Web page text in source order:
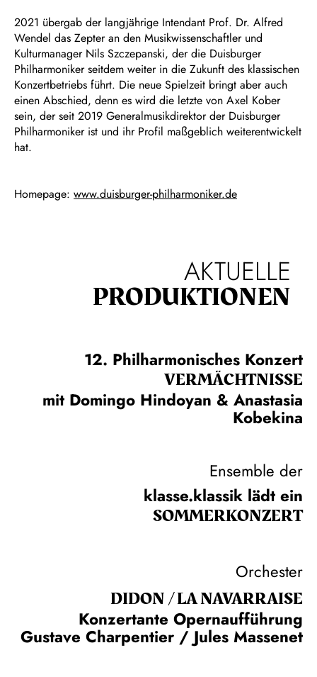
2021 übergab der langjährige Intendant Prof. Dr. Alfred
Wendel das Zepter an den Musikwissenschaftler und
Kulturmanager Nils Szczepanski, der die Duisburger
Philharmoniker seitdem weiter in die Zukunft des klassischen
Konzertbetriebs führt. Die neue Spielzeit bringt aber auch
einen Abschied, denn es wird die letzte von Axel Kober
sein, der seit 2019 Generalmusikdirektor der Duisburger
Philharmoniker ist und ihr Profil maßgeblich weiterentwickelt
hat.
Homepage: www.duisburger-philharmoniker.de
AKTUELLE
PRODUKTIONEN
12. Philharmonisches Konzert
VERMÄCHTNISSE
mit Domingo Hindoyan & Anastasia
Kobekina
Ensemble der
klasse.klassik lädt ein
SOMMER­KONZERT
Orchester
DIDON / LA NAVAR­RAISE
Konzertante Opernaufführung
Gustave Charpentier / Jules Massenet